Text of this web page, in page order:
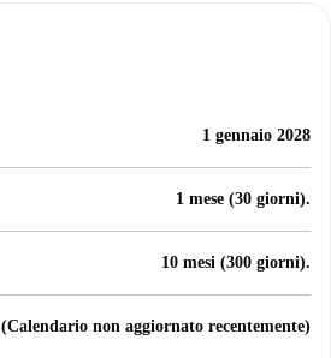
1 gennaio 2028
1 mese (30 giorni).
10 mesi (300 giorni).
(Calendario non aggiornato recentemente)